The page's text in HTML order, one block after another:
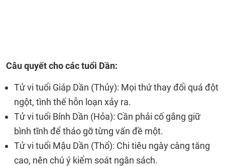
Câu quyết cho các tuổi Dần:
Tử vi tuổi Giáp Dần (Thủy): Mọi thứ thay đổi quá đột
ngột, tình thế hỗn loạn xảy ra.
Tử vi tuổi Bính Dần (Hỏa): Cần phải cố gắng giữ
bình tĩnh để tháo gỡ từng vấn đề một.
Tử vi tuổi Mậu Dần (Thổ): Chi tiêu ngày càng tăng
cao, nên chú ý kiểm soát ngân sách.